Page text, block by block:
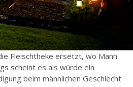
Fleischtheke ersetzt, wo Mann
scheint es als würde ein
beim männlichen Geschlecht